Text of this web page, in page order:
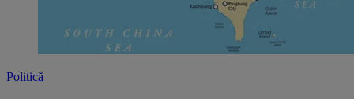
Politică